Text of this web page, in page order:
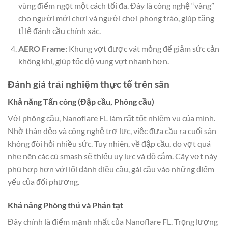
vùng điểm ngọt một cách tối đa. Đây là công nghệ “vàng”
cho người mới chơi và người chơi phong trào, giúp tăng
tỉ lệ đánh cầu chính xác.
AERO Frame:Khung vợt được vát mỏng để giảm sức cản
không khí, giúp tốc độ vung vợt nhanh hơn.
Đánh giá trải nghiệm thực tế trên sân
Khả năng Tấn công (Đập cầu, Phông cầu)
Với phông cầu, Nanoflare FL làm rất tốt nhiệm vụ của mình.
Nhờ thân dẻo và công nghệ trợ lực, việc đưa cầu ra cuối sân
không đòi hỏi nhiều sức. Tuy nhiên, về đập cầu, do vợt quá
nhẹ nên các cú smash sẽ thiếu uy lực và độ cắm. Cây vợt này
phù hợp hơn với lối đánh điều cầu, gài cầu vào những điểm
yếu của đối phương.
Khả năng Phòng thủ và Phản tạt
Đây chính là điểm mạnh nhất của Nanoflare FL. Trọng lượng